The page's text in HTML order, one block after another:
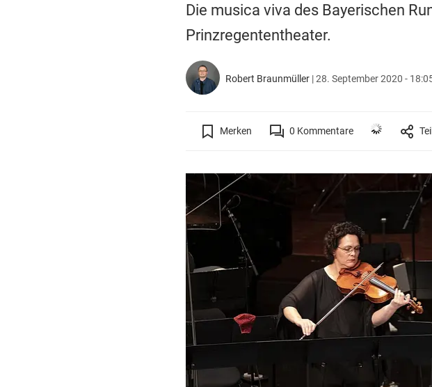
Die musica viva des Bayerischen
Prinzregententheater.
Robert Braunmüller |28. September 2020 -
Merken 0 Kommentare